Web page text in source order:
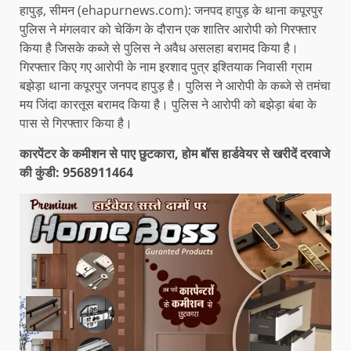
हापुड़, सीमन (ehapurnews.com): जनपद हापुड़ के थाना कपूरपुर
पुलिस ने मंगलवार को चेकिंग के दौरान एक शातिर आरोपी को गिरफ्तार
किया है जिसके कब्जे से पुलिस ने अवैध असलहा बरामद किया है।
गिरफ्तार किए गए आरोपी के नाम इरशाद पुत्र इश्तियाक निवासी ग्राम
बझेड़ा थाना कपूरपुर जनपद हापुड़ है। पुलिस ने आरोपी के कब्जे से तमंचा
मय जिंदा कारतूस बरामद किया है। पुलिस ने आरोपी को बझेड़ा बंबा के
पास से गिरफ्तार किया है।
कारपेंटर के कमीशन से पाए छुटकारा, होम बॉस हार्डवेयर से खरीदें दरवाजे
की कुंडी: 9568911464